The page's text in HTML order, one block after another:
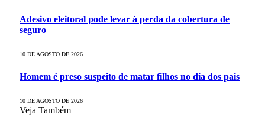
Adesivo eleitoral pode levar à perda da cobertura de
seguro
10 DE AGOSTO DE 2026
Homem é preso suspeito de matar filhos no dia dos pais
10 DE AGOSTO DE 2026
Veja Também